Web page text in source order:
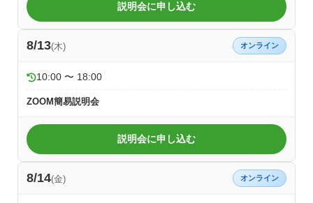
説明会に申し込む
8/13(木) オンライン
10:00 〜 18:00
ZOOM簡易説明会
説明会に申し込む
8/14(金) オンライン